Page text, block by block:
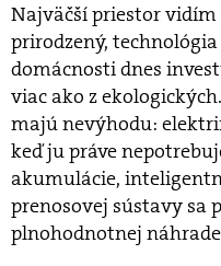
Najväčší priestor
prirodzený,
domácnosti dnes
viac ako z
majú nevýhodu:
keď ju práve
akumulácie,
prenosovej sústavy sa
plnohodnotnej